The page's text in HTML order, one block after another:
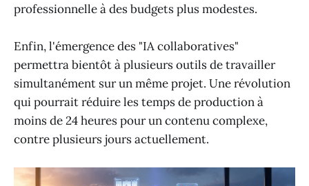
professionnelle à des budgets plus modestes.
Enfin, l'émergence des "IA collaboratives"
permettra bientôt à plusieurs outils de travailler
simultanément sur un même projet. Une révolution
qui pourrait réduire les temps de production à
moins de 24 heures pour un contenu complexe,
contre plusieurs jours actuellement.